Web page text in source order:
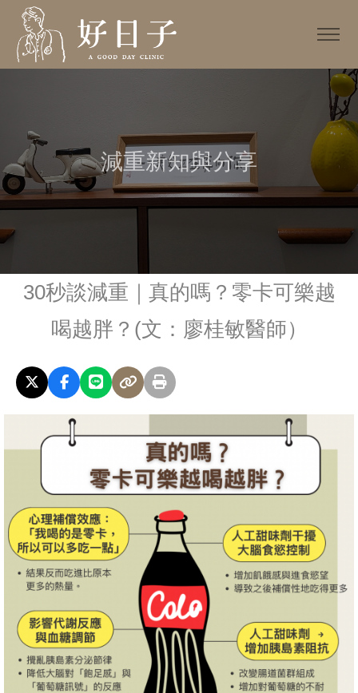
減重新知與分享
30秒談減重｜真的嗎？零卡可樂越
喝越胖？(文：廖桂敏醫師）